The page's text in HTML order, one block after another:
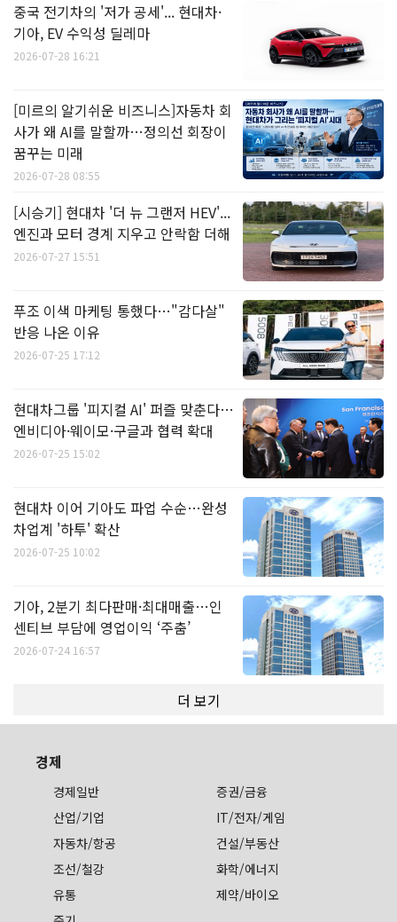
중국 전기차의 '저가 공세'... 현대차·
기아, EV 수익성 딜레마
2026-07-28 16:21
[미르의 알기쉬운 비즈니스]자동차 회
사가 왜 AI를 말할까…정의선 회장이
꿈꾸는 미래
2026-07-28 08:55
[시승기] 현대차 '더 뉴 그랜저 HEV'...
엔진과 모터 경계 지우고 안락함 더해
2026-07-27 15:51
푸조 이색 마케팅 통했다…"감다살"
반응 나온 이유
2026-07-25 17:12
현대차그룹 '피지컬 AI' 퍼즐 맞춘다…
엔비디아·웨이모·구글과 협력 확대
2026-07-25 15:02
현대차 이어 기아도 파업 수순…완성
차업계 '하투' 확산
2026-07-25 10:02
기아, 2분기 최다판매·최대매출…인
센티브 부담에 영업이익 ‘주춤’
2026-07-24 16:57
더 보기
경제
경제일반
증권/금융
산업/기업
IT/전자/게임
자동차/항공
건설/부동산
조선/철강
화학/에너지
유통
제약/바이오